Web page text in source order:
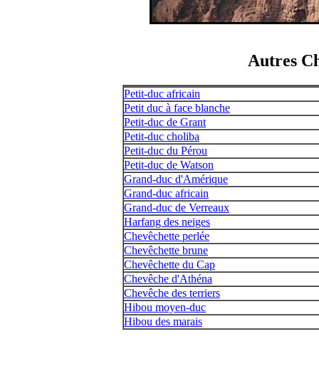
Autres
Petit-duc africain
Petit duc à face blanche
Petit-duc de Grant
Petit-duc choliba
Petit-duc du Pérou
Petit-duc de Watson
Grand-duc d'Amérique
Grand-duc africain
Grand-duc de Verreaux
Harfang des neiges
Chevêchette perlée
Chevêchette brune
Chevêchette du Cap
Chevêche d'Athéna
Chevêche des terriers
Hibou moyen-duc
Hibou des marais